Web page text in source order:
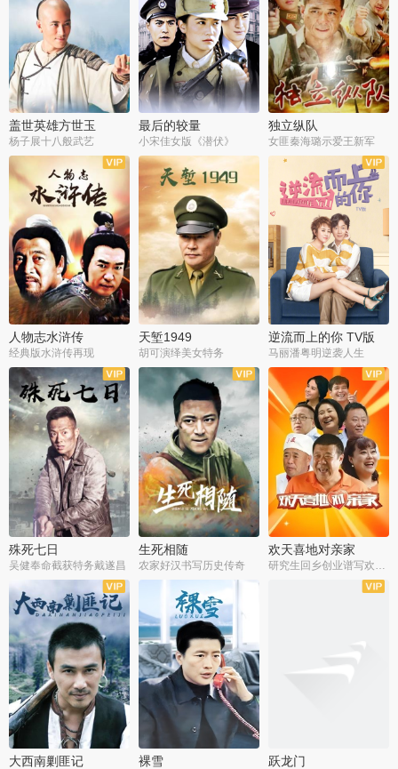
盖世英雄方世玉
杨子展十八般武艺
最后的较量
小宋佳女版《潜伏》
独立纵队
女匪秦海璐示爱王新军
全40集
人物志水浒传
经典版水浒传再现
全30集
天堑1949
胡可演绎美女特务
全43集
逆流而上的你 TV版
马丽潘粤明逆袭人生
全34集
殊死七日
吴健奉命截获特务戴遂昌
全21集
生死相随
农家好汉书写历史传奇
全35集
欢天喜地对亲家
大西南剿匪记
全21集
裸雪 跃龙门